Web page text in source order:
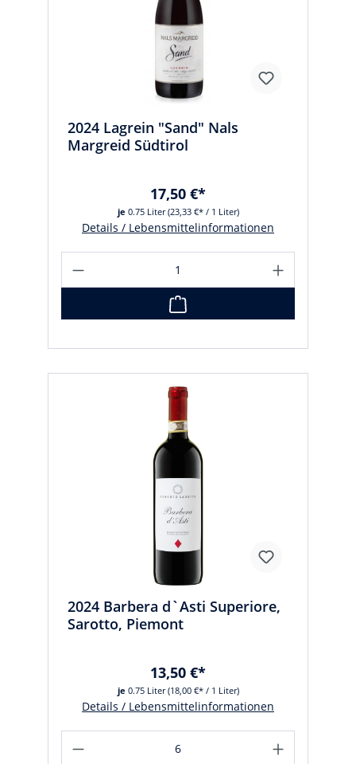
2024 Lagrein "Sand" Nals
Margreid Südtirol
je 0.75 Liter(23,33 €* / 1 Liter)
17,50 €*
Details / Lebensmittelinformationen
2024 Barbera d`Asti Superiore,
Sarotto, Piemont
je 0.75 Liter(18,00 €* / 1 Liter)
13,50 €*
Details / Lebensmittelinformationen